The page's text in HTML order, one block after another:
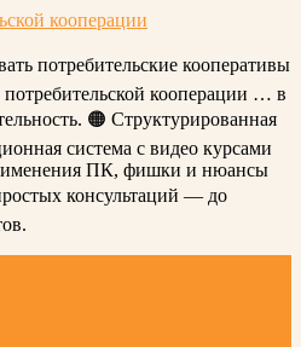
кооперации
потребительские кооперативы
кооперации … в
🟠 Структурированная
система с видео курсами
ПК, фишки и нюансы
консультаций — до